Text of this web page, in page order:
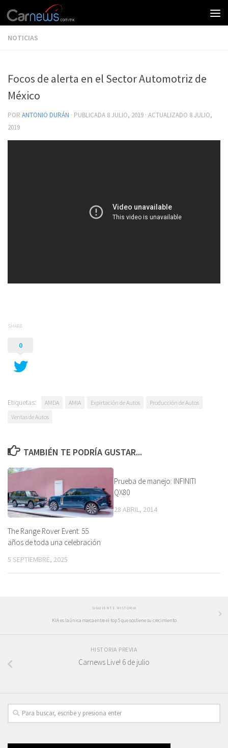
NOTICIAS
Focos de alerta en el Sector Automotriz de
México
POR ANTONIO DURÁN · PUBLICADA 8 JULIO, 2019 · ACTUALIZADO 8 JULIO,
2019
SHARE
0
Etiquetas: AMDA AMIA Expirtación de Autos
Producción de Autos
Ventas de Autos
TAMBIÉN TE PODRÍA GUSTAR...
The Range Rover Event: 55
años de toda una celebración
5 SEPTIEMBRE, 2025
Prueba de manejo: INFINITI
QX80
28 ABRIL, 2014
SIGUIENTE HISTORIA
KIA es la única marca entre el top 5 que sostiene su crecimiento
HISTORIA PREVIA
Carnews Live! 6 de julio